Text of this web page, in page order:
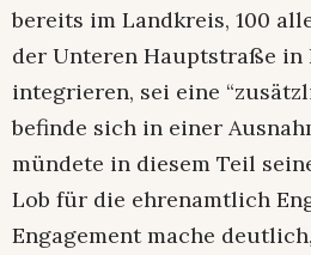
bereits im Landkreis, 100
der Unteren Hauptstraße in
integrieren, sei eine
befinde sich in einer
mündete in diesem Teil
Lob für die ehrenamtlich
Engagement mache